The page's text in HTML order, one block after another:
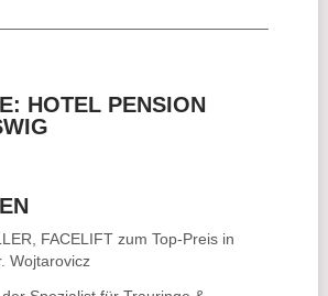
HOTEL PENSION
FACELIFTzum Top-Preis in
Wojtarovicz